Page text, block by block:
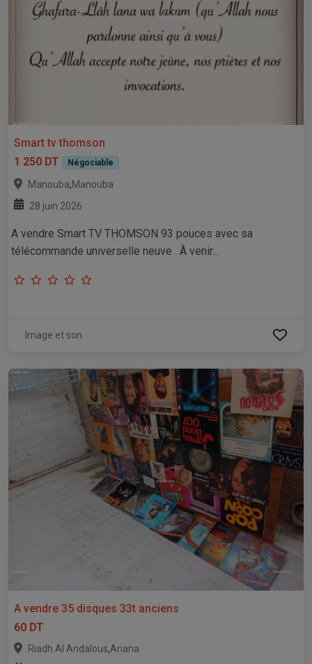
Smart tv thomson
1 250 DT
Négociable
Manouba,Manouba
28 juin 2026
A vendre Smart TV THOMSON 93 pouces avec sa
télécommande universelle neuve . À venir...
Image et son
A vendre 35 disques 33t anciens
60 DT
Riadh Al Andalous,Ariana